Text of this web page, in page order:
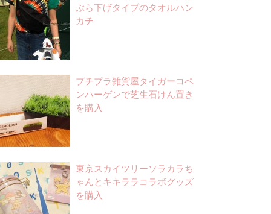
ぶら下げタイプのタオルハン
カチ
プチプラ雑貨屋タイガーコペ
ンハーゲンで芝生石けん置き
を購入
東京スカイツリーソラカラち
ゃんとキキララコラボグッズ
を購入